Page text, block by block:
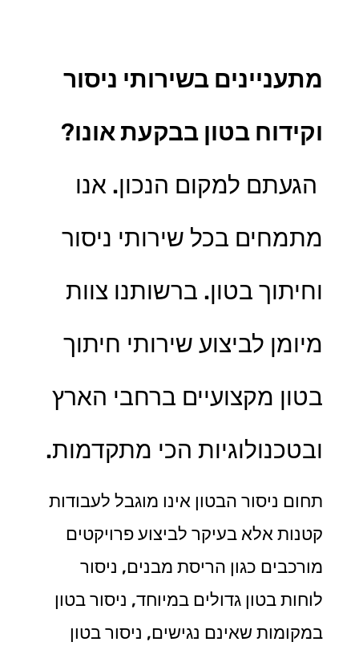
מתעניינים בשירותי ניסור
וקידוח בטון בבקעת אונו?
הגעתם למקום הנכון. אנו
מתמחים בכל שירותי ניסור
וחיתוך בטון. ברשותנו צוות
מיומן לביצוע שירותי חיתוך
בטון מקצועיים ברחבי הארץ
ובטכנולוגיות הכי מתקדמות.
תחום ניסור הבטון אינו מוגבל לעבודות
קטנות אלא בעיקר לביצוע פרויקטים
מורכבים כגון הריסת מבנים, ניסור
לוחות בטון גדולים במיוחד, ניסור בטון
במקומות שאינם נגישים, ניסור בטון